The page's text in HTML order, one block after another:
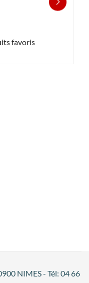
favoris
NIMES - Tél: 04 66